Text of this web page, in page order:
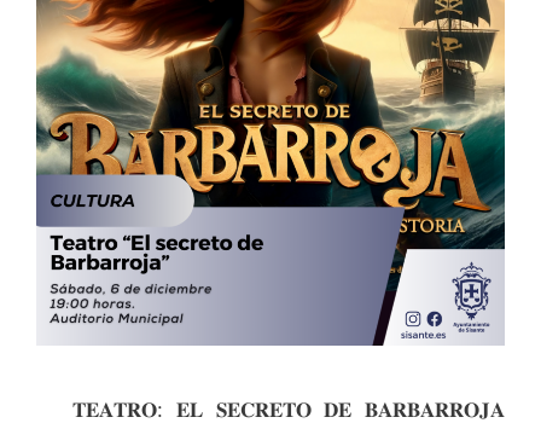
𝐓𝐄𝐀𝐓𝐑𝐎: 𝐄𝐋 𝐒𝐄𝐂𝐑𝐄𝐓𝐎 𝐃𝐄 𝐁𝐀𝐑𝐁𝐀𝐑𝐑𝐎𝐉𝐀